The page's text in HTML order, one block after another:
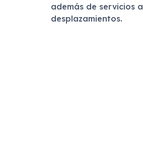
además de servicios
desplazamientos.